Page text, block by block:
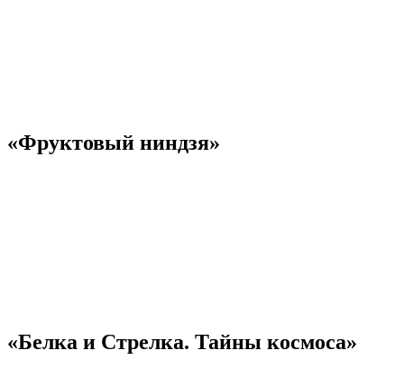
«Фруктовый ниндзя»
«Белка и Стрелка. Тайны космоса»